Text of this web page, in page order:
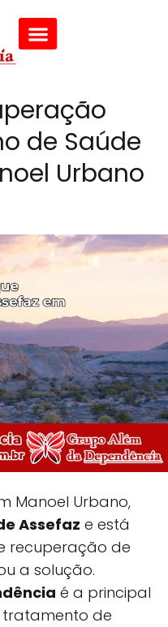
de Saúde
Urbano
Manoel Urbano,
Assefaz e está
recuperação de
a solução.
é a principal
tratamento de